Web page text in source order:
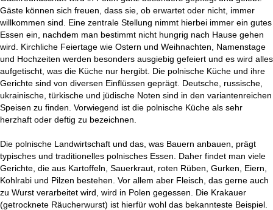
Gäste können sich freuen, dass sie, ob erwartet oder nicht, immer
willkommen sind. Eine zentrale Stellung nimmt hierbei immer ein gutes
Essen ein, nachdem man bestimmt nicht hungrig nach Hause gehen
wird. Kirchliche Feiertage wie Ostern und Weihnachten, Namenstage
und Hochzeiten werden besonders ausgiebig gefeiert und es wird alles
aufgetischt, was die Küche nur hergibt. Die polnische Küche und ihre
Gerichte sind von diversen Einflüssen geprägt. Deutsche, russische,
ukrainische, türkische und jüdische Noten sind in den variantenreichen
Speisen zu finden. Vorwiegend ist die polnische Küche als sehr
herzhaft oder deftig zu bezeichnen.
Die polnische Landwirtschaft und das, was Bauern anbauen, prägt
typisches und traditionelles polnisches Essen. Daher findet man viele
Gerichte, die aus Kartoffeln, Sauerkraut, roten Rüben, Gurken, Eiern,
Kohlrabi und Pilzen bestehen. Vor allem aber Fleisch, das gerne auch
zu Wurst verarbeitet wird, wird in Polen gegessen. Die Krakauer
(getrocknete Räucherwurst) ist hierfür wohl das bekannteste Beispiel.